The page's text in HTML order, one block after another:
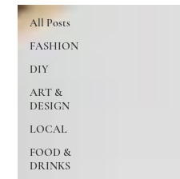
All Posts
FASHION
DIY
ART &
DESIGN
LOCAL
FOOD &
DRINKS